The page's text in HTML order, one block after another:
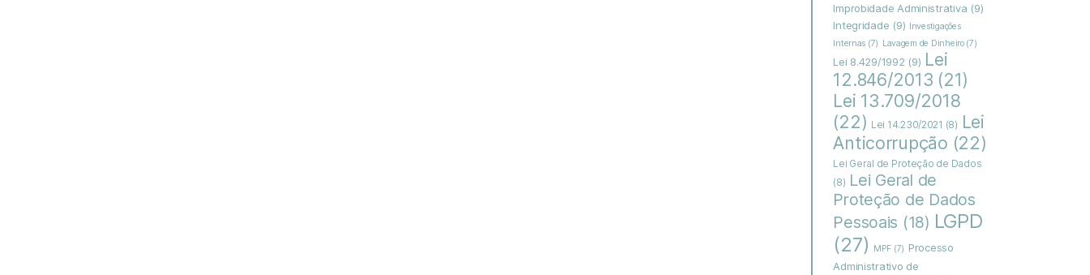
Improbidade Administrativa (9)
Integridade (9) Investigações
Internas (7) Lavagem de Dinheiro(7)
Lei 8.429/1992 (9) Lei
12.846/2013 (21)
Lei 13.709/2018
(22) Lei 14.230/2021 (8) Lei
Anticorrupção (22)
Lei Geral de Proteção de Dados
(8) Lei Geral de
Proteção de Dados
Pessoais (18) LGPD
(27)
MPF (7) Processo
Administrativo de